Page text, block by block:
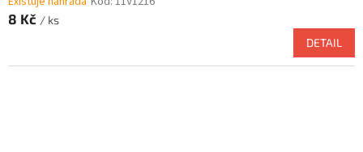
8 Kč / ks
DETAIL